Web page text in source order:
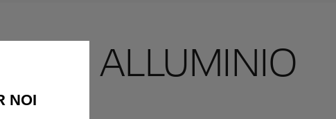
IN ALLUMINIO
NOI